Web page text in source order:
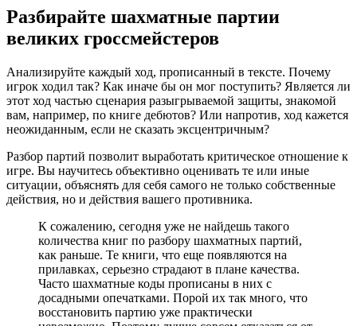
Разбирайте шахматные партии
великих гроссмейстеров
Анализируйте каждый ход, прописанный в тексте. Почему
игрок ходил так? Как иначе бы он мог поступить? Является ли
этот ход частью сценария разыгрываемой защиты, знакомой
вам, например, по книге дебютов? Или напротив, ход кажется
неожиданным, если не сказать эксцентричным?
Разбор партий позволит выработать критическое отношение к
игре. Вы научитесь объективно оценивать те или иные
ситуации, объяснять для себя самого не только собственные
действия, но и действия вашего противника.
К сожалению, сегодня уже не найдешь такого
количества книг по разбору шахматных партий,
как раньше. Те книги, что еще появляются на
прилавках, серьезно страдают в плане качества.
Часто шахматные коды прописаны в них с
досадными опечатками. Порой их так много, что
восстановить партию уже практически